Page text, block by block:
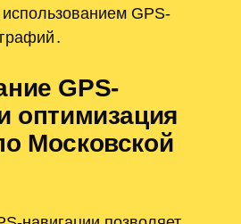
GPS-
GPS-
оптимизация
Московской